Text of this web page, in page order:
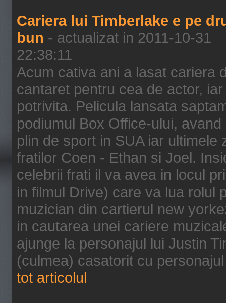
Cariera lui Timberlake e pe
bun - actualizat in 2011-10-31
22:38:11
Acum cativa ani a lasat cariera
cantaret pentru cea de actor,
potrivita. Pelicula lansata
podiumul Box Office-ului,
plin de sport in SUA iar
fratilor Coen - Ethan si Joel.
celebrii frati il va avea in locul
in filmul Drive) care va lua rolul
muzician din cartierul new
in cautarea unei cariere
ajunge la personajul lui Justin
(culmea) casatorit cu
tot articolul